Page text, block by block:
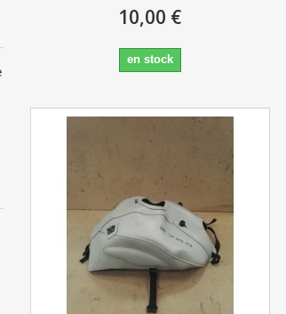
10,00 €
en stock